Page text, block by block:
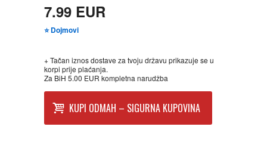
EROTSKI
ESEJISTIKA
FANTASTIKA
HOROR
7.99 EUR
⭐ Dojmovi
+ Tačan iznos dostave za tvoju državu prikazuje se u
korpi prije plaćanja.
Za BiH 5.00 EUR kompletna narudžba
KUPI ODMAH – SIGURNA KUPOVINA